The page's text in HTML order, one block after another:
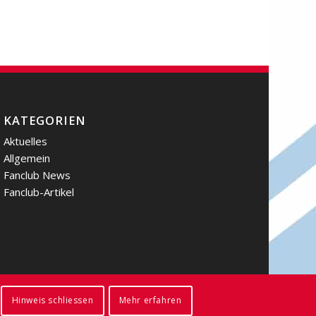
KATEGORIEN
Aktuelles
Allgemein
Fanclub News
Fanclub-Artikel
Hinweis schliessen Mehr erfahren